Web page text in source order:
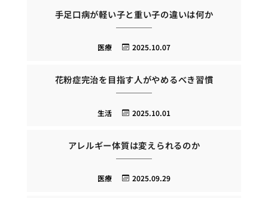
手足口病が軽い子と重い子の違いは何か
2025.10.07
医療
花粉症完治を目指す人がやめるべき習慣
2025.10.01
生活
アレルギー体質は変えられるのか
2025.09.29
医療